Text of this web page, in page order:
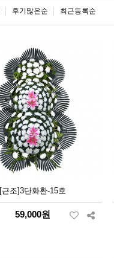
후기많은순 최근등록순
[근조]3단화환-15호
59,000원